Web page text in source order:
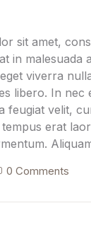
sit amet,
in malesuada
viverra
libero. In nec
feugiat velit,
erat
0 Comments